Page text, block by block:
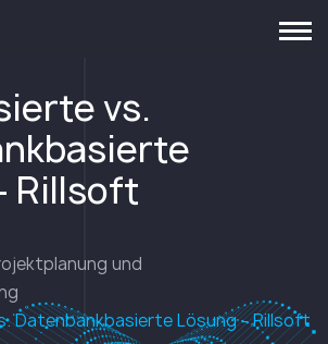
vs.
Rillsoft
und
Datenbankbasierte Lösung - Rillsoft